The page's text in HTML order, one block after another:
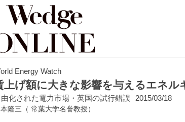
Energy Watch
上げ額に大きな影響を与えるエネル
由化された電力市場・英国の試行錯誤 2015/03/18
隆三 （ 常葉大学名誉教授）